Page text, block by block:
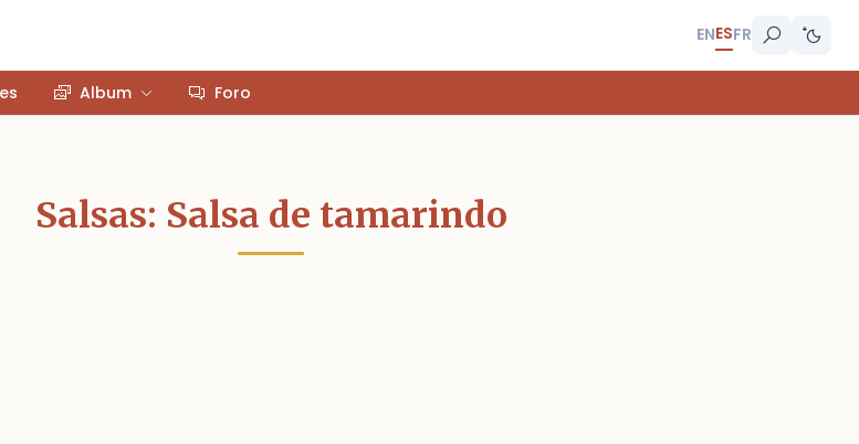
ENESFR
Album Foro
Salsas: Salsa de tamarindo